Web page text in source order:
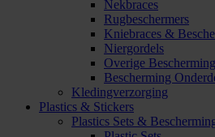
Nekbraces
Rugbeschermers
Kniebraces &
Niergordels
Overige Bescherming
Bescherming
Kledingverzorging
Plastics & Stickers
Plastics Sets &